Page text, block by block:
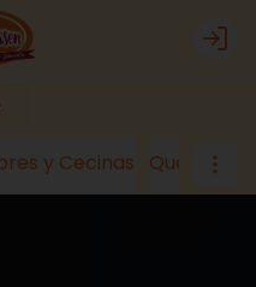
Login
y Cecinas Quesos